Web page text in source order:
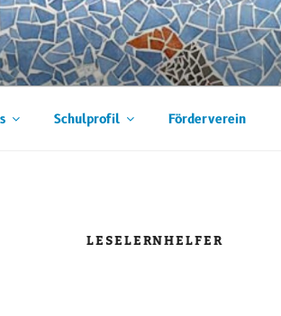
Schulprofil Förderverein
LESELERNHELFER